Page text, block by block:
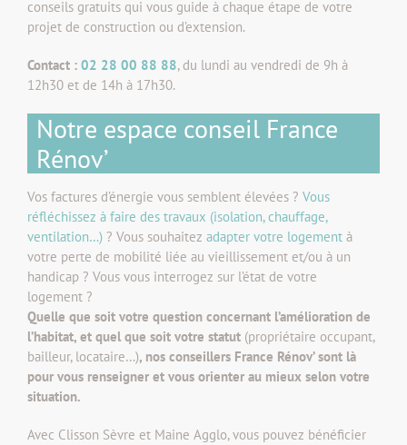
conseils gratuits qui vous guide à chaque étape de votre
projet de construction ou d’extension.
Contact : 02 28 00 88 88, du lundi au vendredi de 9h à
12h30 et de 14h à 17h30.
Notre espace conseil France
Rénov’
Vos factures d’énergie vous semblent élevées ? Vous
réfléchissez à faire des travaux (isolation, chauffage,
ventilation…) ? Vous souhaitez adapter votre logement à
votre perte de mobilité liée au vieillissement et/ou à un
handicap ? Vous vous interrogez sur l’état de votre
logement ?
Quelle que soit votre question concernant l’amélioration de
l’habitat, et quel que soit votre statut (propriétaire occupant,
bailleur, locataire…), nos conseillers France Rénov’ sont là
pour vous renseigner et vous orienter au mieux selon votre
situation.
Avec Clisson Sèvre et Maine Agglo, vous pouvez bénéficier